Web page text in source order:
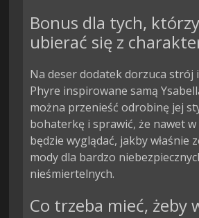
Bonus dla tych,
ubierać się z
Na deser dodatek dorzuca strój
Phyre inspirowane samą
można przenieść odrobinę jej
bohaterkę i sprawić, że nawet
będzie wyglądać, jakby właśnie
mody dla bardzo
nieśmiertelnych.
Co trzeba mieć, żeby